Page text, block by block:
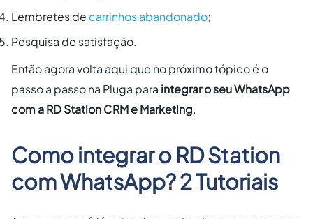
Lembretes de carrinhos abandonado;
Pesquisa de satisfação.
Então agora volta aqui que no próximo tópico é o
passo a passo na Pluga para integrar o seu WhatsApp
com a RD Station CRM e Marketing.
Como integrar o RD Station
com WhatsApp? 2 Tutoriais